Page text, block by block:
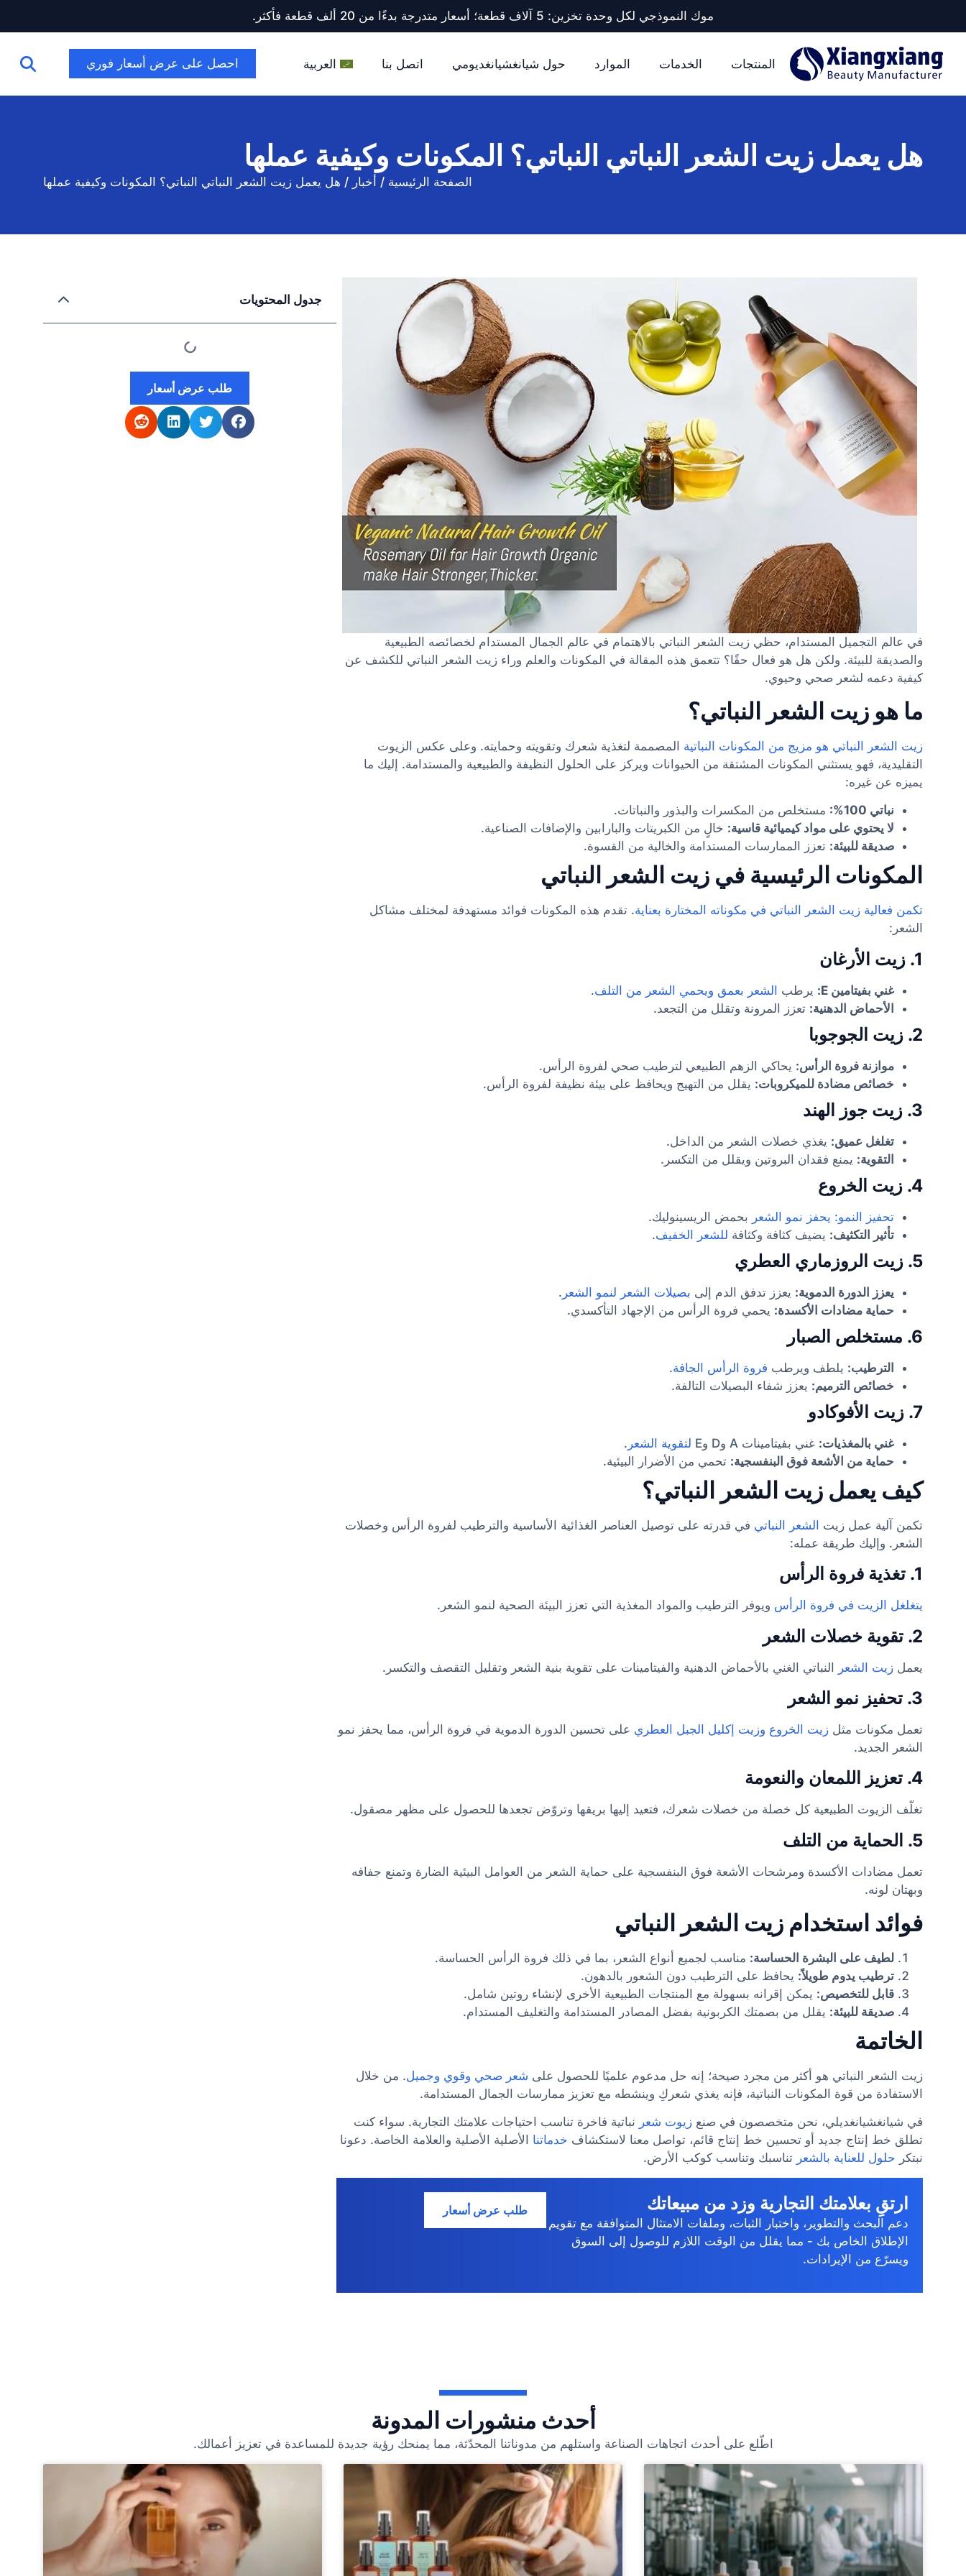
موك النموذجي لكل وحدة تخزين: 5 آلاف قطعة؛ أسعار متدرجة بدءًا من 20 ألف قطعة فأكثر.
المنتجات الخدمات الموارد حول شيانغشيانغديومي اتصل بنا العربية احصل على عرض أسعار فوري
هل يعمل زيت الشعر النباتي النباتي؟ المكونات وكيفية عملها
الصفحة الرئيسية / أخبار / هل يعمل زيت الشعر النباتي النباتي؟ المكونات وكيفية عملها
في عالم التجميل المستدام، حظي زيت الشعر النباتي بالاهتمام في عالم الجمال المستدام لخصائصه الطبيعية
والصديقة للبيئة. ولكن هل هو فعال حقًا؟ تتعمق هذه المقالة في المكونات والعلم وراء زيت الشعر النباتي للكشف عن
كيفية دعمه لشعر صحي وحيوي.
ما هو زيت الشعر النباتي؟
زيت الشعر النباتي هو مزيج من المكونات النباتية المصممة لتغذية شعرك وتقويته وحمايته. وعلى عكس الزيوت
التقليدية، فهو يستثني المكونات المشتقة من الحيوانات ويركز على الحلول النظيفة والطبيعية والمستدامة. إليك ما
يميزه عن غيره:
نباتي 100%:
مستخلص من المكسرات والبذور والنباتات.
لا يحتوي على مواد كيميائية قاسية: خالٍ من الكبريتات والبارابين والإضافات الصناعية.
صديقة للبيئة: تعزز الممارسات المستدامة والخالية من القسوة.
المكونات الرئيسية في زيت الشعر النباتي
تكمن فعالية زيت الشعر النباتي في مكوناته المختارة بعناية. تقدم هذه المكونات فوائد مستهدفة لمختلف مشاكل
الشعر:
1. زيت الأرغان
غني بفيتامين E: يرطب الشعر بعمق ويحمي الشعر من التلف.
الأحماض الدهنية: تعزز المرونة وتقلل من التجعد.
2. زيت الجوجوبا
موازنة فروة الرأس: يحاكي الزهم الطبيعي لترطيب صحي لفروة الرأس.
خصائص مضادة للميكروبات: يقلل من التهيج ويحافظ على بيئة نظيفة لفروة الرأس.
3. زيت جوز الهند
تغلغل عميق: يغذي خصلات الشعر من الداخل.
التقوية: يمنع فقدان البروتين ويقلل من التكسر.
4. زيت الخروع
تحفيز النمو: يحفز نمو الشعر بحمض الريسينوليك.
تأثير التكثيف: يضيف كثافة وكثافة للشعر الخفيف.
5. زيت الروزماري العطري
يعزز الدورة الدموية: يعزز تدفق الدم إلى بصيلات الشعر لنمو الشعر .
حماية مضادات الأكسدة: يحمي فروة الرأس من الإجهاد التأكسدي.
6. مستخلص الصبار
الترطيب: يلطف ويرطب فروة الرأس الجافة.
خصائص الترميم: يعزز شفاء البصيلات التالفة.
7. زيت الأفوكادو
غني بالمغذيات: غني بفيتامينات A وD وE لتقوية الشعر .
حماية من الأشعة فوق البنفسجية: تحمي من الأضرار البيئية.
كيف يعمل زيت الشعر النباتي؟
تكمن آلية عمل زيت الشعر النباتي في قدرته على توصيل العناصر الغذائية الأساسية والترطيب لفروة الرأس وخصلات
الشعر. وإليك طريقة عمله:
1. تغذية فروة الرأس
يتغلغل الزيت في فروة الرأس ويوفر الترطيب والمواد المغذية التي تعزز البيئة الصحية لنمو الشعر.
2. تقوية خصلات الشعر
يعمل زيت الشعر النباتي الغني بالأحماض الدهنية والفيتامينات على تقوية بنية الشعر وتقليل التقصف والتكسر.
3. تحفيز نمو الشعر
تعمل مكونات مثل زيت الخروع وزيت إكليل الجبل العطري على تحسين الدورة الدموية في فروة الرأس، مما يحفز نمو
الشعر الجديد.
4. تعزيز اللمعان والنعومة
تغلّف الزيوت الطبيعية كل خصلة من خصلات شعرك، فتعيد إليها بريقها وتروّض تجعدها للحصول على مظهر مصقول.
5. الحماية من التلف
تعمل مضادات الأكسدة ومرشحات الأشعة فوق البنفسجية على حماية الشعر من العوامل البيئية الضارة وتمنع جفافه
وبهتان لونه.
فوائد استخدام زيت الشعر النباتي
لطيف على البشرة الحساسة: مناسب لجميع أنواع الشعر، بما في ذلك فروة الرأس الحساسة.
ترطيب يدوم طويلاً: يحافظ على الترطيب دون الشعور بالدهون.
قابل للتخصيص: يمكن إقرانه بسهولة مع المنتجات الطبيعية الأخرى لإنشاء روتين شامل.
صديقة للبيئة: يقلل من بصمتك الكربونية بفضل المصادر المستدامة والتغليف المستدام.
الخاتمة
زيت الشعر النباتي هو أكثر من مجرد صيحة؛ إنه حل مدعوم علميًا للحصول على شعر صحي وقوي وجميل. من خلال
الاستفادة من قوة المكونات النباتية، فإنه يغذي شعركِ وينشطه مع تعزيز ممارسات الجمال المستدامة.
في شيانغشيانغديلي، نحن متخصصون في صنع زيوت شعر نباتية فاخرة تناسب احتياجات علامتك التجارية. سواء كنت
تطلق خط إنتاج جديد أو تحسين خط إنتاج قائم، تواصل معنا لاستكشاف خدماتنا الأصلية الأصلية والعلامة الخاصة. دعونا
نبتكر حلول للعناية بالشعر تناسبك وتناسب كوكب الأرض.
ارتقِ بعلامتك التجارية وزد من مبيعاتك
دعم البحث والتطوير، واختبار الثبات، وملفات الامتثال المتوافقة مع تقويم
الإطلاق الخاص بك - مما يقلل من الوقت اللازم للوصول إلى السوق
ويسرّع من الإيرادات.
طلب عرض أسعار
جدول المحتويات
طلب عرض أسعار
أحدث منشورات المدونة
اطّلع على أحدث اتجاهات الصناعة واستلهم من مدوناتنا المحدّثة، مما يمنحك رؤية جديدة للمساعدة في تعزيز أعمالك.